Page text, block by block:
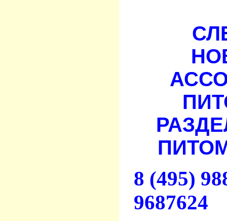
8 (495)
9687624